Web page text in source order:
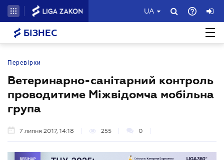
UA
БІЗНЕС
Перевірки
Ветеринарно-санітарний контроль
проводитиме Міжвідомча мобільна
група
7 липня 2017, 14:18 255 0